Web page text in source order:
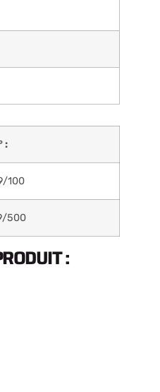
:
100
500
: